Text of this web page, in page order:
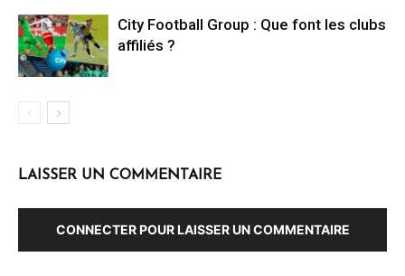
City Football Group : Que font les clubs
affiliés ?
LAISSER UN COMMENTAIRE
CONNECTER POUR LAISSER UN COMMENTAIRE